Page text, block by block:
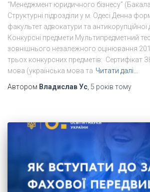
“Менеджмент юридичного бізнесу”
Структурні підрозділи у м. Одесі Денна
факультет адвокатури та антикорупційної
Конкурсні предмети Мультипредметний
зовнішнього незалежного оцінювання
трьох конкурсних предметів: Сертифікат
мова (українська мова та Читати далі…
Автором Владислав Ус 5 років тому